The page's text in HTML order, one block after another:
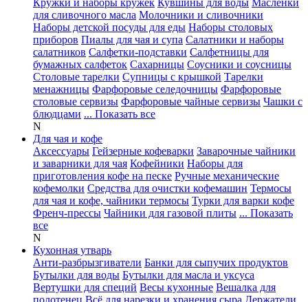
Кружки и наборы кружек Кувшины для воды Масленки
для сливочного масла Молочники и сливочники
Наборы детской посуды для еды Наборы столовых
приборов Пиалы для чая и супа Салатники и наборы
салатников Салфетки-подставки Салфетницы для
бумажных салфеток Сахарницы Соусники и соусницы
Столовые тарелки Супницы с крышкой Тарелки
менажницы Фарфоровые селедочницы Фарфоровые
столовые сервизы Фарфоровые чайные сервизы Чашки с
блюдцами ... Показать все
N
Для чая и кофе
Аксессуары Гейзерные кофеварки Заварочные чайники
и заварники для чая Кофейники Наборы для
приготовления кофе на песке Ручные механические
кофемолки Средства для очистки кофемашин Термосы
для чая и кофе, чайники термосы Турки для варки кофе
Френч-прессы Чайники для газовой плиты ... Показать
все
N
Кухонная утварь
Анти-разбрызгиватели Банки для сыпучих продуктов
Бутылки для воды Бутылки для масла и уксуса
Вертушки для специй Весы кухонные Вешалка для
полотенец Всё для нарезки и хранения сыра Держатели